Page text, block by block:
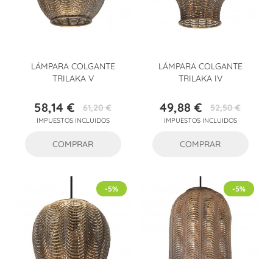
LÁMPARA COLGANTE
TRILAKA V
Precio
58,14 €Precio
base
61,20 €
IMPUESTOS INCLUIDOS
COMPRAR
LÁMPARA COLGANTE
TRILAKA IV
Precio
49,88 €Precio
base
52,50 €
IMPUESTOS INCLUIDOS
COMPRAR
-5% -5%